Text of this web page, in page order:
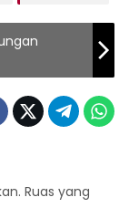
Ruas yang